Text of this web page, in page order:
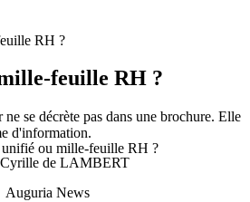
RH ?
feuille RH ?
se décrète pas dans une brochure. Elle
d'information.
de LAMBERT
Auguria News